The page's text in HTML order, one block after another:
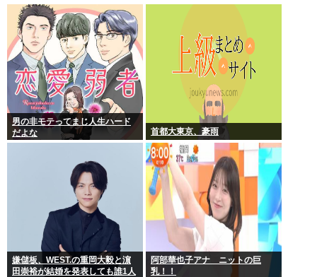
男の非モテってまじ人生ハード
だよな
首都大東京、豪雨
嫌儲板、WEST.の重岡大毅と濵
田崇裕が結婚を発表しても誰1人
阿部華也子アナ ニットの巨
乳！！